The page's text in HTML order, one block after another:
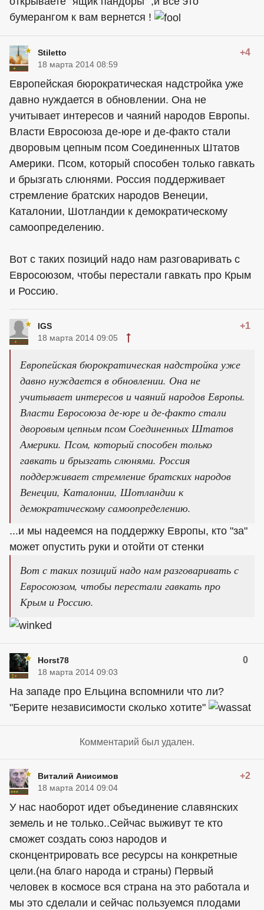
бумерангом к вам вернется !
Stiletto +4
18 марта 2014 08:59
Европейская бюрократическая надстройка уже
давно нуждается в обновлении. Она не
учитывает интересов и чаяний народов Европы.
Власти Евросоюза де-юре и де-факто стали
дворовым цепным псом Соединенных Штатов
Америки. Псом, который способен только гавкать
и брызгать слюнями. Россия поддерживает
стремление братских народов Венеции,
Каталонии, Шотландии к демократическому
самоопределению.
Вот с таких позиций надо нам разговаривать с
Евросоюзом, чтобы перестали гавкать про Крым
и Россию.
IGS +1
18 марта 2014 09:05
Европейская бюрократическая надстройка уже
давно нуждается в обновлении. Она не
учитывает интересов и чаяний народов Европы.
Власти Евросоюза де-юре и де-факто стали
дворовым цепным псом Соединенных Штатов
Америки. Псом, который способен только
гавкать и брызгать слюнями. Россия
поддерживает стремление братских народов
Венеции, Каталонии, Шотландии к
демократическому самоопределению.
...и мы надеемся на поддержку Европы, кто "за"
может опустить руки и отойти от стенки
Вот с таких позиций надо нам разговаривать с
Евросоюзом, чтобы перестали гавкать про
Крым и Россию.
Horst78 0
18 марта 2014 09:03
На западе про Ельцина вспомнили что ли?
"Берите независимости сколько хотите"
Комментарий был удален.
Виталий Анисимов +2
18 марта 2014 09:04
У нас наоборот идет объединение славянских
земель и не только..Сейчас выживут те кто
сможет создать союз народов и
сконцентрировать все ресурсы на конкретные
цели.(на благо народа и страны) Первый
человек в космосе вся страна на это работала и
мы это сделали и сейчас пользуемся плодами